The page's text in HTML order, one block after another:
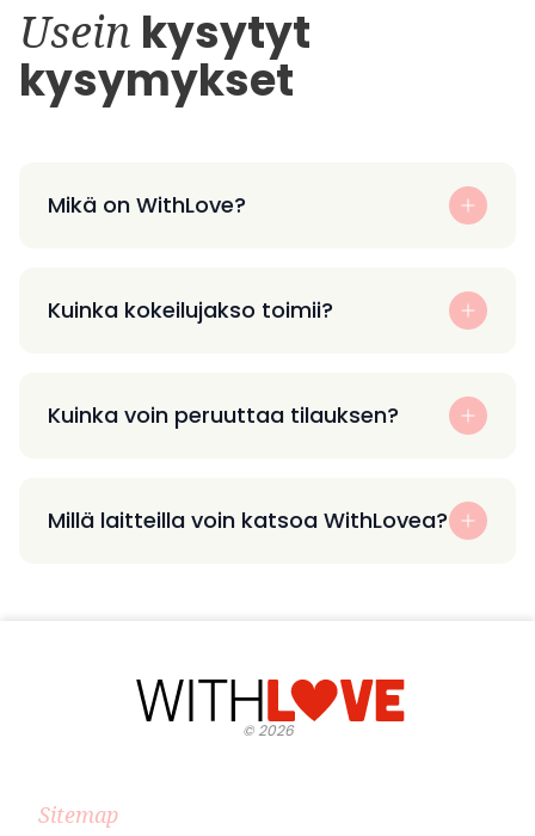
Usein kysytyt
kysymykset
Mikä on WithLove?
Kuinka kokeilujakso toimii?
Kuinka voin peruuttaa tilauksen?
Millä laitteilla voin katsoa WithLovea?
©2026
Sitemap